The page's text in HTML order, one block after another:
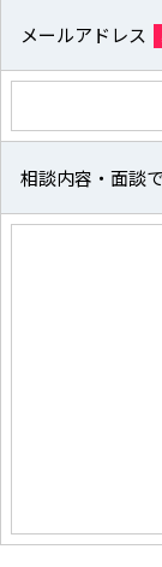
メールアドレス
相談内容・面談